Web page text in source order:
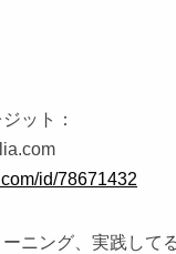
ット：
id/78671432
ニング、実践して